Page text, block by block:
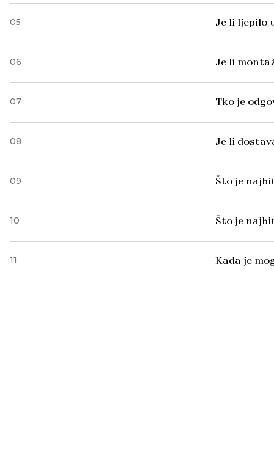
05 Je li ljepilo
06 Je li
07 Tko je
08 Je li
09 Što je
10 Što je
11 Kada je